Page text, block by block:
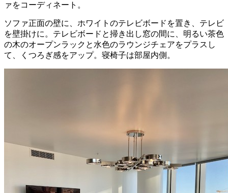
ァをコーディネート。
ソファ正面の壁に、ホワイトのテレビボードを置き、テレビ
を壁掛けに。テレビボードと掃き出し窓の間に、明るい茶色
の木のオープンラックと水色のラウンジチェアをプラスし
て、くつろぎ感をアップ。寝椅子は部屋内側。